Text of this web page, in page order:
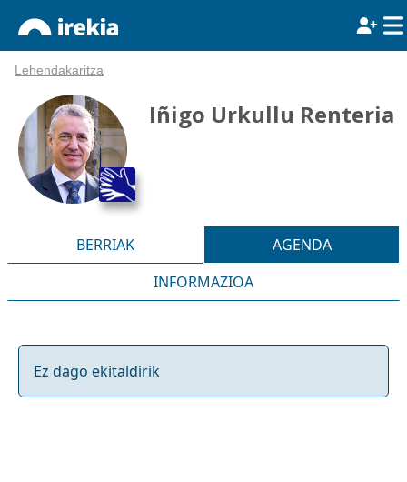
Lehendakaritza
Iñigo Urkullu Renteria
BERRIAK
AGENDA
INFORMAZIOA
Ez dago ekitaldirik